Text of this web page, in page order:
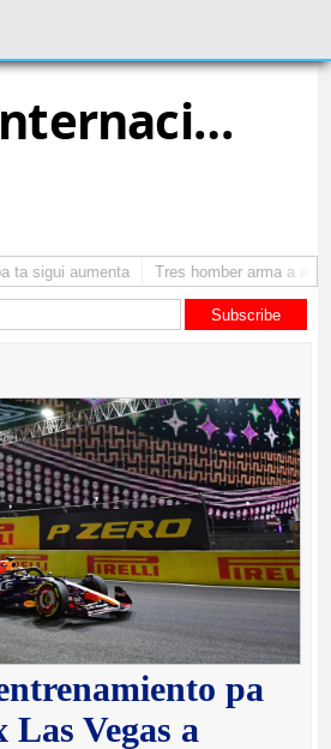
Internacional
sigui aumenta Tres homber arma a
Subscribe
pa
Vegas a